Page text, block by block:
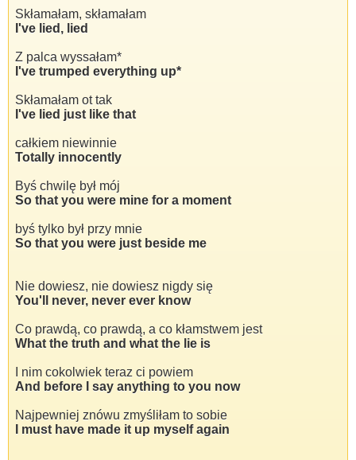
Skłamałam, skłamałam
I've lied, lied
Z palca wyssałam*
I've trumped everything up*
Skłamałam ot tak
I've lied just like that
całkiem niewinnie
Totally innocently
Byś chwilę był mój
So that you were mine for a moment
byś tylko był przy mnie
So that you were just beside me
Nie dowiesz, nie dowiesz nigdy się
You'll never, never ever know
Co prawdą, co prawdą, a co kłamstwem jest
What the truth and what the lie is
I nim cokolwiek teraz ci powiem
And before I say anything to you now
Najpewniej znówu zmyśliłam to sobie
I must have made it up myself again